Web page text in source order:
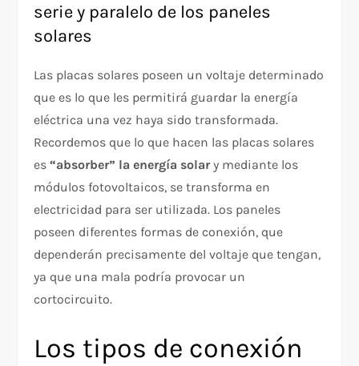
serie y paralelo de los paneles
solares
Las placas solares poseen un voltaje determinado
que es lo que les permitirá guardar la energía
eléctrica una vez haya sido transformada.
Recordemos que lo que hacen las placas solares
es“absorber” la energía solary mediante los
módulos fotovoltaicos, se transforma en
electricidad para ser utilizada. Los paneles
poseen diferentes formas de conexión, que
dependerán precisamente del voltaje que tengan,
ya que una mala podría provocar un
cortocircuito.
Los tipos de conexión